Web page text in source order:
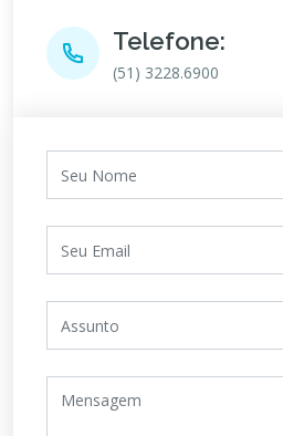
Telefone:
(51) 3228.6900